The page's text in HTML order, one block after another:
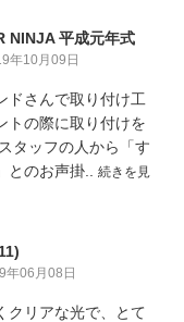
NINJA 平成元年式
年10月09日
ドさんで取り付け工
トの際に取り付けを
タッフの人から「す
とのお声掛.. 続きを見
年06月08日
クリアな光で、とて